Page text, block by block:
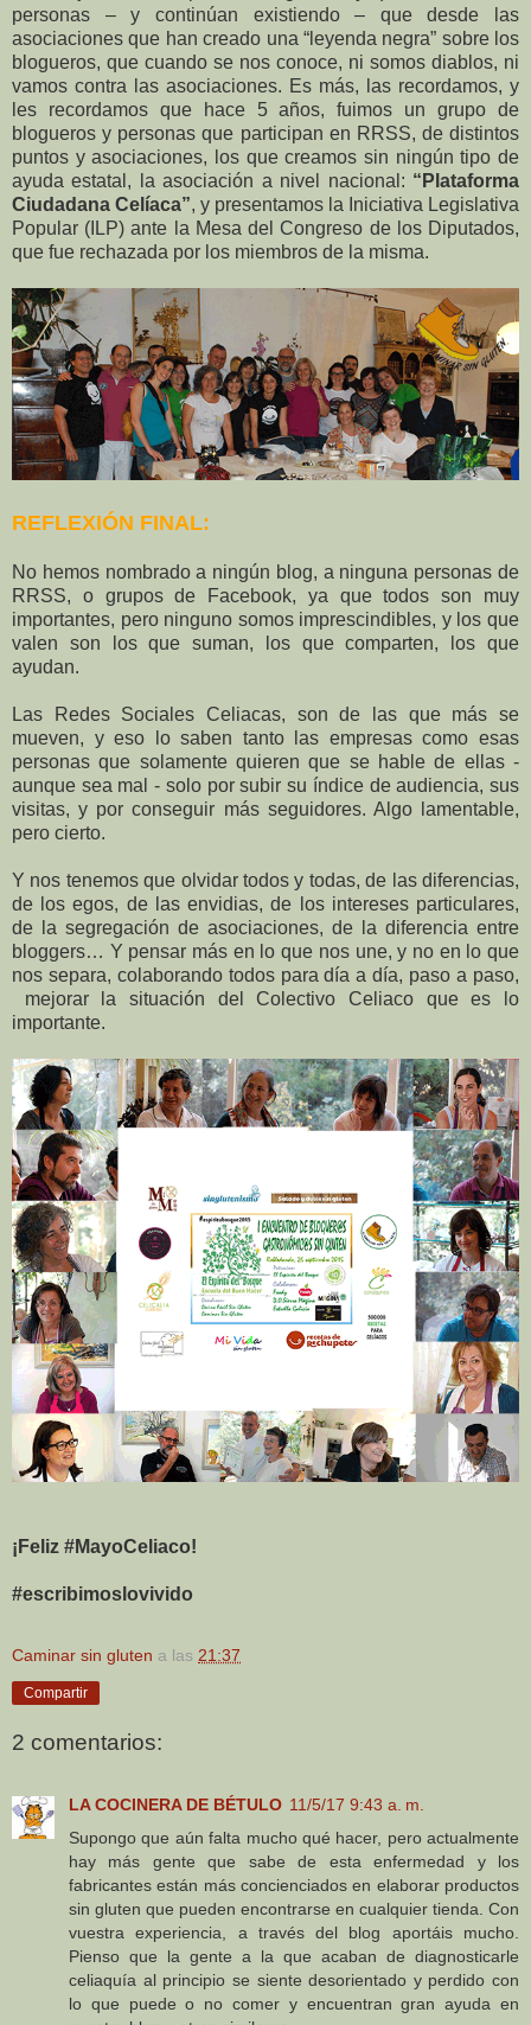
personas – y continúan existiendo – que desde las
asociaciones que han creado una “leyenda negra” sobre los
blogueros, que cuando se nos conoce, ni somos diablos, ni
vamos contra las asociaciones. Es más, las recordamos, y
les recordamos que hace 5 años, fuimos un grupo de
blogueros y personas que participan en RRSS, de distintos
puntos y asociaciones, los que creamos sin ningún tipo de
ayuda estatal, la asociación a nivel nacional: “Plataforma
Ciudadana Celíaca”, y presentamos la Iniciativa Legislativa
Popular (ILP) ante la Mesa del Congreso de los Diputados,
que fue rechazada por los miembros de la misma.
REFLEXIÓN FINAL:
No hemos nombrado a ningún blog, a ninguna personas de
RRSS, o grupos de Facebook, ya que todos son muy
importantes, pero ninguno somos imprescindibles, y los que
valen son los que suman, los que comparten, los que
ayudan.
Las Redes Sociales Celiacas, son de las que más se
mueven, y eso lo saben tanto las empresas como esas
personas que solamente quieren que se hable de ellas -
aunque sea mal - solo por subir su índice de audiencia, sus
visitas, y por conseguir más seguidores. Algo lamentable,
pero cierto.
Y nos tenemos que olvidar todos y todas, de las diferencias,
de los egos, de las envidias, de los intereses particulares,
de la segregación de asociaciones, de la diferencia entre
bloggers… Y pensar más en lo que nos une, y no en lo que
nos separa, colaborando todos para día a día, paso a paso,
mejorar la situación del Colectivo Celiaco que es lo
importante.
¡Feliz #MayoCeliaco!
#escribimoslovivido
Caminar sin gluten a las 21:37
Compartir
2 comentarios:
LA COCINERA DE BÉTULO 11/5/17 9:43 a. m.
Supongo que aún falta mucho qué hacer, pero actualmente
hay más gente que sabe de esta enfermedad y los
fabricantes están más concienciados en elaborar productos
sin gluten que pueden encontrarse en cualquier tienda. Con
vuestra experiencia, a través del blog aportáis mucho.
Pienso que la gente a la que acaban de diagnosticarle
celiaquía al principio se siente desorientado y perdido con
lo que puede o no comer y encuentran gran ayuda en